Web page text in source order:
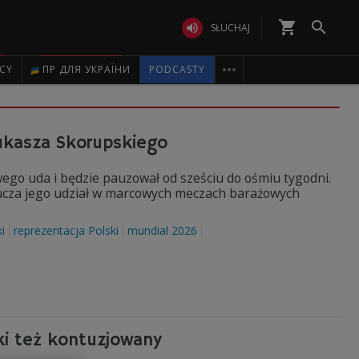
 SŁUCHAJ shopping_cart 
ПР ДЛЯ УКРАЇНИ PODCASTY 
Skorupskiego
uda i będzie pauzował od sześciu do ośmiu tygodni.
jego udział w marcowych meczach barażowych
reprezentacja Polski mundial 2026
też kontuzjowany